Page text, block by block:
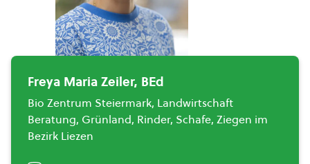
Freya Maria Zeiler, BEd
Bio Zentrum Steiermark, Landwirtschaft
Beratung, Grünland, Rinder, Schafe, Ziegen im
Bezirk Liezen